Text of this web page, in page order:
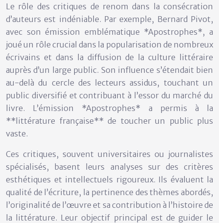
Le rôle des critiques de renom dans la consécration
d’auteurs est indéniable. Par exemple, Bernard Pivot,
avec son émission emblématique *Apostrophes*, a
joué un rôle crucial dans la popularisation de nombreux
écrivains et dans la diffusion de la culture littéraire
auprès d’un large public. Son influence s’étendait bien
au-delà du cercle des lecteurs assidus, touchant un
public diversifié et contribuant à l’essor du marché du
livre. L’émission *Apostrophes* a permis à la
**littérature française** de toucher un public plus
vaste.
Ces critiques, souvent universitaires ou journalistes
spécialisés, basent leurs analyses sur des critères
esthétiques et intellectuels rigoureux. Ils évaluent la
qualité de l’écriture, la pertinence des thèmes abordés,
l’originalité de l’œuvre et sa contribution à l’histoire de
la littérature. Leur objectif principal est de guider le